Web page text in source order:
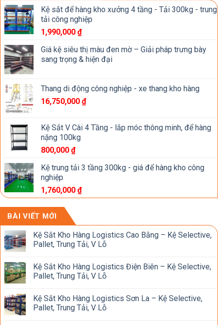
Kệ sắt để hàng kho xưởng 4 tầng - Tải 300kg - trung
tải công nghiệp
1,990,000 ₫
Giá kệ siêu thị màu đen mờ – Giải pháp trưng bày
sang trọng & hiện đại
Thang di động công nghiệp - xe thang kho hàng
16,750,000 ₫
Kệ Sắt V Cài 4 Tầng - lắp móc thông minh, để hàng
nặng 100kg
800,000 ₫
Kệ trung tải 3 tầng 300kg - giá để hàng kho công
nghiệp
1,760,000 ₫
BÀI VIẾT MỚI
Kệ Sắt Kho Hàng Logistics Cao Bằng – Kệ Selective,
Pallet, Trung Tải, V Lỗ
Kệ Sắt Kho Hàng Logistics Điện Biên – Kệ Selective,
Pallet, Trung Tải, V Lỗ
Kệ Sắt Kho Hàng Logistics Sơn La – Kệ Selective,
Pallet, Trung Tải, V Lỗ